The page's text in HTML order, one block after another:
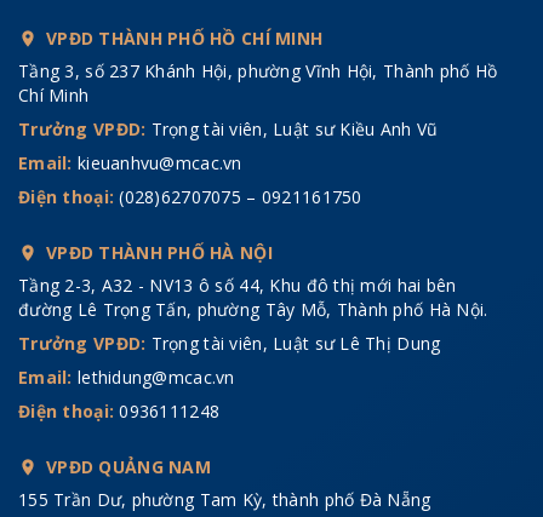
VPĐD THÀNH PHỐ HỒ CHÍ MINH
Tầng 3, số 237 Khánh Hội, phường Vĩnh Hội, Thành phố Hồ
Chí Minh
Trưởng VPĐD: Trọng tài viên, Luật sư Kiều Anh Vũ
Email: kieuanhvu@mcac.vn
Điện thoại:(028)62707075 – 0921161750
VPĐD THÀNH PHỐ HÀ NỘI
Tầng 2-3, A32 - NV13 ô số 44, Khu đô thị mới hai bên
đường Lê Trọng Tấn, phường Tây Mỗ, Thành phố Hà Nội.
Trưởng VPĐD: Trọng tài viên, Luật sư Lê Thị Dung
Email: lethidung@mcac.vn
Điện thoại:0936111248
VPĐD QUẢNG NAM
155 Trần Dư, phường Tam Kỳ, thành phố Đà Nẵng